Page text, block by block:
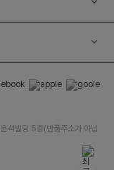
석빌딩 5층(반품주소가 아닙